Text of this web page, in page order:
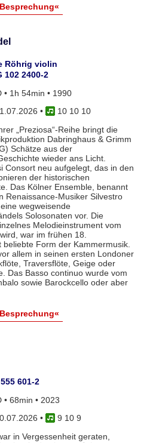
Röhrig violin
102 2400-2
• 1h 54min • 1990
•
10 10 10
„Preziosa“-Reihe bringt die
Dabringhaus & Grimm
Schätze aus der
wieder ans Licht.
Consort neu aufgelegt, das in den
der historischen
Das Kölner Ensemble, benannt
Renaissance-Musiker Silvestro
wegweisende
Solosonaten vor. Die
Melodieinstrument vom
war im frühen 18.
Form der Kammermusik.
allem in seinen ersten Londoner
Traversflöte, Geige oder
Das Basso continuo wurde vom
sowie Barockcello oder aber
601-2
• 68min • 2023
•
9 10 9
in Vergessenheit geraten,